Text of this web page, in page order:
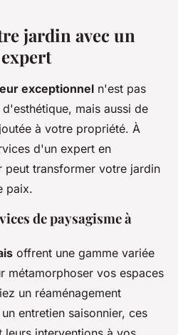
jardin avec un
exceptionnel n'est pas
mais aussi de
à votre propriété. À
d'un expert en
peut transformer votre jardin
paix.
de paysagisme à
offrent une gamme variée
métamorphoser vos espaces
un réaménagement
entretien saisonnier, ces